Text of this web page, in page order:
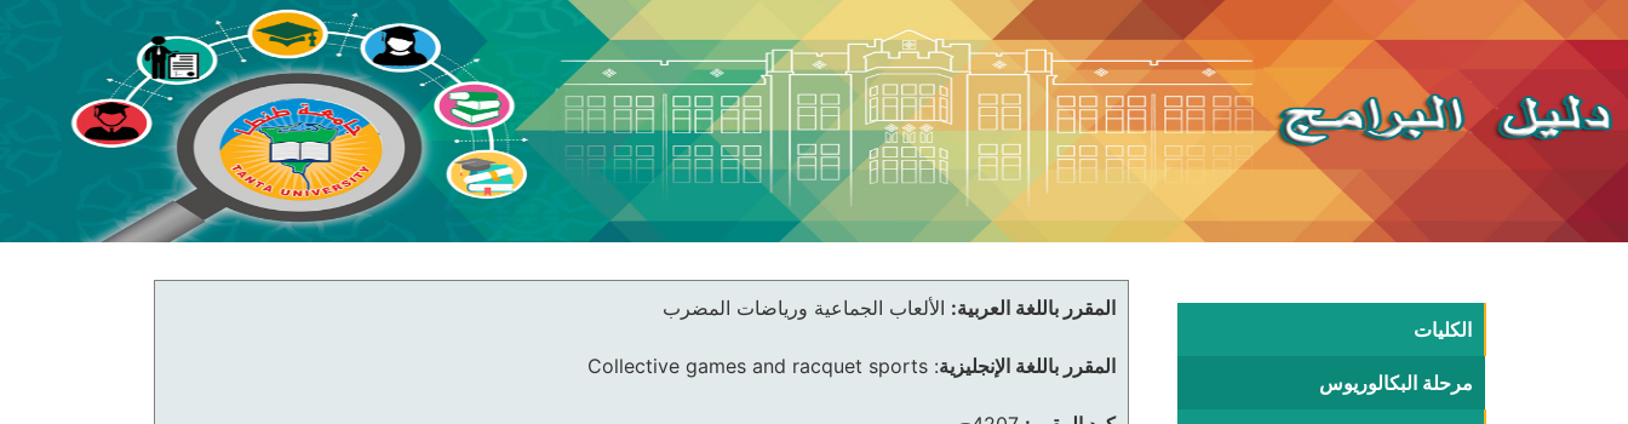
الكليات
مرحلة البكالوريوس
المقرر باللغة العربية: الألعاب الجماعية ورياضات المضرب
المقرر باللغة الإنجليزية:
Collective games and racquet sports